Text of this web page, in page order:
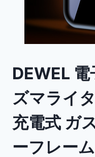
DEWEL
ズマライ
充電式 ガ
ーフレー